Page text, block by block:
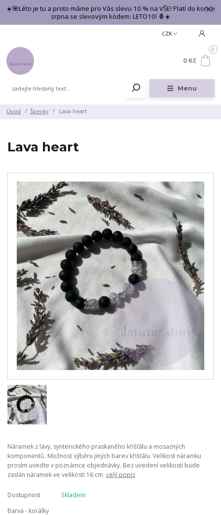
☀️🌺Léto je tu a proto máme pro Vás slevu 10 % na VŠE! Platí do konce
srpna se slevovým kódem: LETO10! 🍍☀️
Menu
CZK
0
0 Kč
Úvod Šperky Lava heart
Lava heart
Náramek z lávy, synterického praskaného křišťálu a mosazných
komponentů. Možnost výběru jiných barev křišťálu. Velikost náramku
prosím uveďte v poznámce objednávky. Bez uvedení velikosti bude
zaslán náramek ve velikosti 16 cm. celý popis
Dostupnost
Skladem
Barva - korálky